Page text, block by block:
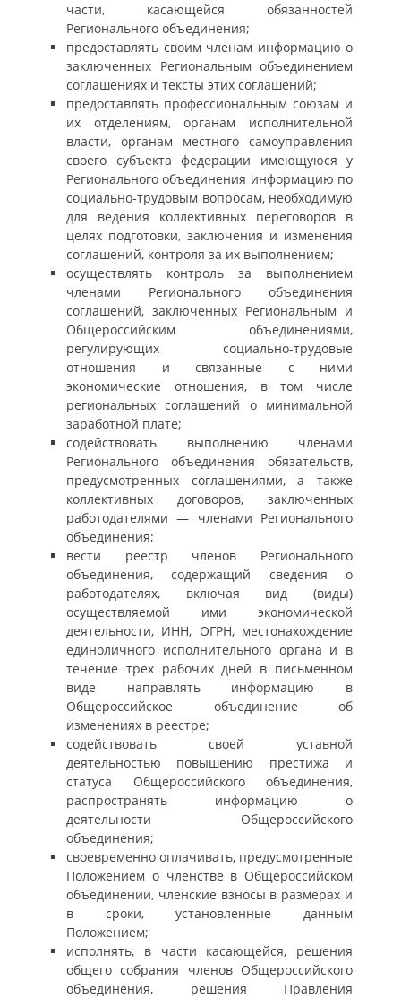
части, касающейся обязанностей
Регионального объединения;
предоставлять своим членам информацию о
заключенных Региональным объединением
соглашениях и тексты этих соглашений;
предоставлять профессиональным союзам и
их отделениям, органам исполнительной
власти, органам местного самоуправления
своего субъекта федерации имеющуюся у
Регионального объединения информацию по
социально-трудовым вопросам, необходимую
для ведения коллективных переговоров в
целях подготовки, заключения и изменения
соглашений, контроля за их выполнением;
осуществлять контроль за выполнением
членами Регионального объединения
соглашений, заключенных Региональным и
Общероссийским объединениями,
регулирующих социально-трудовые
отношения и связанные с ними
экономические отношения, в том числе
региональных соглашений о минимальной
заработной плате;
содействовать выполнению членами
Регионального объединения обязательств,
предусмотренных соглашениями, а также
коллективных договоров, заключенных
работодателями — членами Регионального
объединения;
вести реестр членов Регионального
объединения, содержащий сведения о
работодателях, включая вид (виды)
осуществляемой ими экономической
деятельности, ИНН, ОГРН, местонахождение
единоличного исполнительного органа и в
течение трех рабочих дней в письменном
виде направлять информацию в
Общероссийское объединение об
изменениях в реестре;
содействовать своей уставной
деятельностью повышению престижа и
статуса Общероссийского объединения,
распространять информацию о
деятельности Общероссийского
объединения;
своевременно оплачивать, предусмотренные
Положением о членстве в Общероссийском
объединении, членские взносы в размерах и
в сроки, установленные данным
Положением;
исполнять, в части касающейся, решения
общего собрания членов Общероссийского
объединения, решения Правления